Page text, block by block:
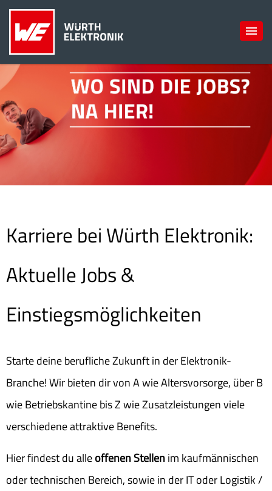
Karriere bei Würth Elektronik:
Aktuelle Jobs &
Einstiegsmöglichkeiten
Starte deine berufliche Zukunft in der Elektronik-
Branche! Wir bieten dir von A wie Altersvorsorge, über B
wie Betriebskantine bis Z wie Zusatzleistungen viele
verschiedene attraktive Benefits.
Hier findest du alleoffenen Stellenim kaufmännischen
oder technischen Bereich, sowie in der IT oder Logistik /